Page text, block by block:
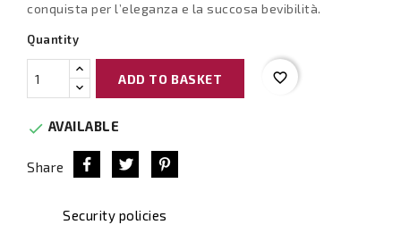
conquista per l’eleganza e la succosa bevibilità.
Quantity
ADD TO BASKET favorite_border
 AVAILABLE
Share
Security policies